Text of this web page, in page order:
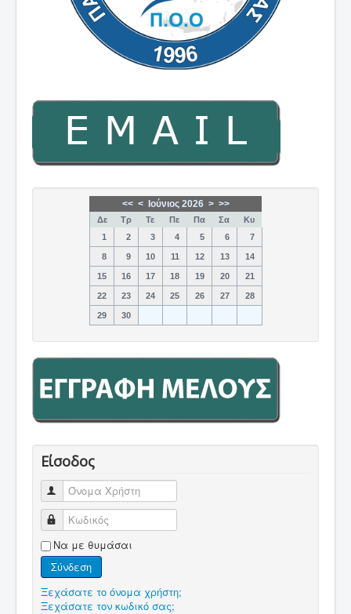
<< < Ιούνιος 2026 > >>
Δε Τρ Τε Πε Πα Σα
Κυ
1
2 3 4 5 6 7
8 9 10 11 12 13 14
15 16 17 18 19 20 21
22 23 24 25 26 27 28
29 30
Είσοδος
Όνομα Χρήστη
Κωδικός
Να με θυμάσαι
Σύνδεση
Ξεχάσατε το όνομα χρήστη;
Ξεχάσατε τον κωδικό σας;